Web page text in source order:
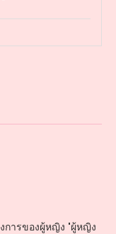
การของผู้หญิง "ผู้หญิง